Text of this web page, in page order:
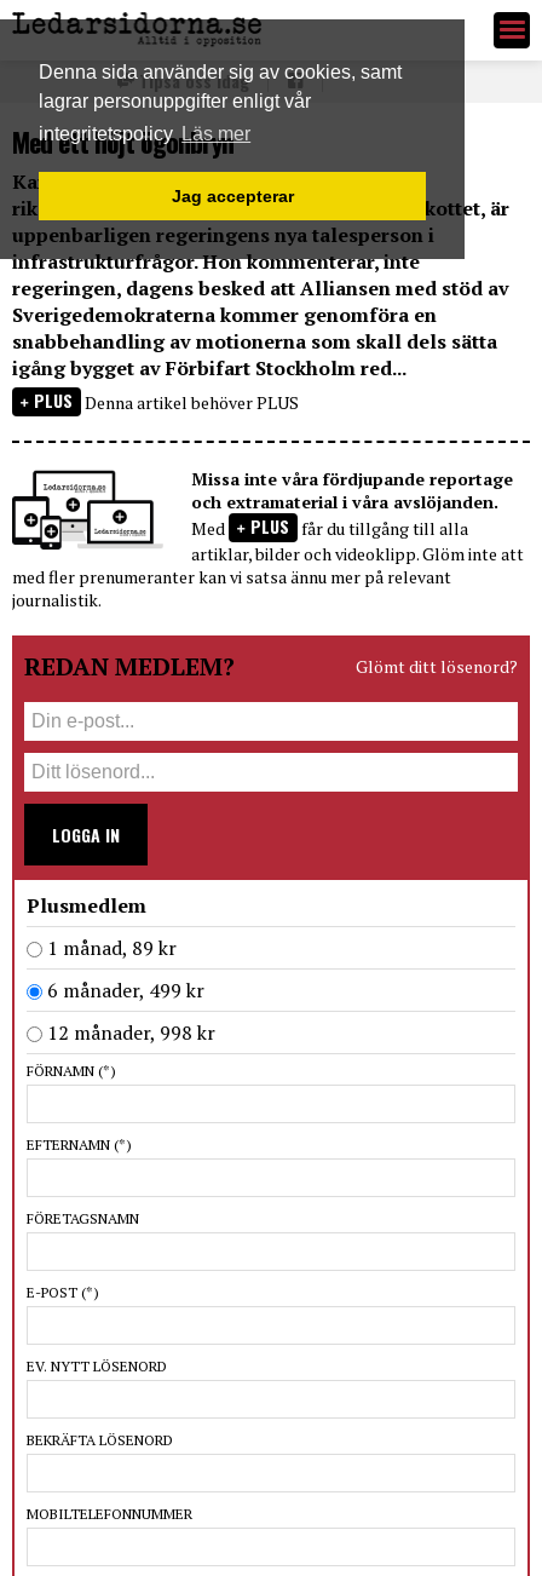
Denna sida använder sig av cookies, samt
lagrar personuppgifter enligt vår
integritetspolicy Läs mer
Jag accepterar
Ledarsidorna.se
Tipsa oss idag
Med ett höjt ögonbryn
Karin Svensson Smith, Milöpartiet samt
riksdagsledamot och ordförande i Trafikutskottet, är
uppenbarligen regeringens nya talesperson i
infrastrukturfrågor. Hon kommenterar, inte
regeringen, dagens besked att Alliansen med stöd av
Sverigedemokraterna kommer genomföra en
snabbehandling av motionerna som skall dels sätta
igång bygget av Förbifart Stockholm red...
PLUS Denna artikel behöver PLUS
Missa inte våra fördjupande reportage
och extramaterial i våra avslöjanden.
Med
PLUS får du tillgång till alla
artiklar, bilder och videoklipp. Glöm inte att
med fler prenumeranter kan vi satsa ännu mer på relevant
journalistik.
REDAN MEDLEM? Glömt ditt lösenord?
LOGGA IN
Plusmedlem
1 månad, 89 kr
6 månader, 499 kr
12 månader, 998 kr
FÖRNAMN (*)
EFTERNAMN (*)
FÖRETAGSNAMN
E-POST (*)
EV. NYTT LÖSENORD
BEKRÄFTA LÖSENORD
MOBILTELEFONNUMMER